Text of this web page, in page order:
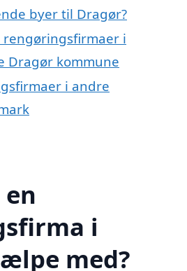
byer til Dragør?
rengøringsfirmaer i
Dragør kommune
i andre
i
med?